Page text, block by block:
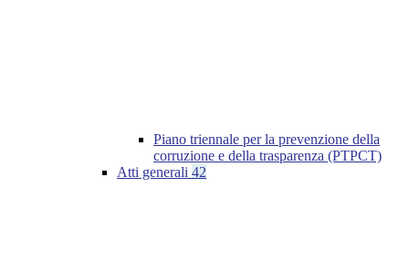
Piano triennale per la prevenzione della
corruzione e della trasparenza (PTPCT)
Atti generali 42